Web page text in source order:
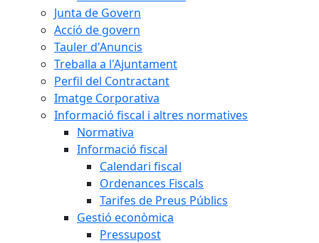
Junta de Govern
Acció de govern
Tauler d'Anuncis
Treballa a l'Ajuntament
Perfil del Contractant
Imatge Corporativa
Informació fiscal i altres normatives
Normativa
Informació fiscal
Calendari fiscal
Ordenances Fiscals
Tarifes de Preus Públics
Gestió econòmica
Pressupost